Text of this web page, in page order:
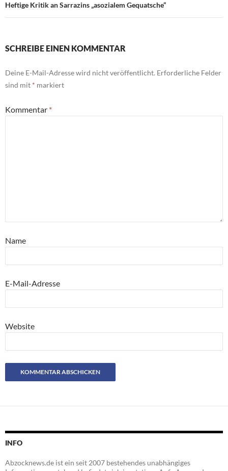
Heftige Kritik an Sarrazins „asozialem Gequatsche“
SCHREIBE EINEN KOMMENTAR
Deine E-Mail-Adresse wird nicht veröffentlicht. Erforderliche Felder
sind mit * markiert
Kommentar *
Name
E-Mail-Adresse
Website
INFO
Abzocknews.de ist ein seit 2007 bestehendes unabhängiges